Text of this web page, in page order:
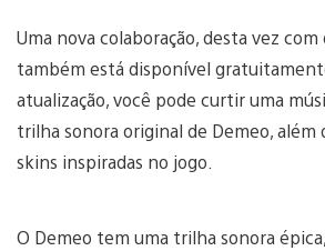
Uma nova colaboração, desta vez
também está disponível
atualização, você pode curtir uma
trilha sonora original de Demeo,
skins inspiradas no jogo.
O Demeo tem uma trilha sonora épica,